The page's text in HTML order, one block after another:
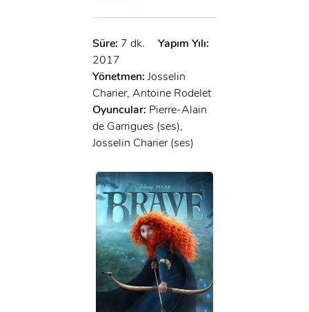
Süre: 7 dk.
Yapım Yılı:
2017
Yönetmen: Josselin
Charier, Antoine Rodelet
Oyuncular: Pierre-Alain
de Garrigues (ses),
Josselin Charier (ses)